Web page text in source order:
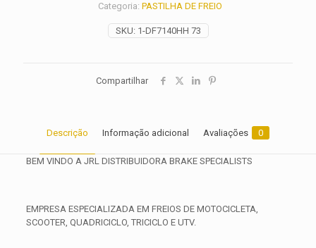
SKU: 1-DF7140HH 73
Categoria: PASTILHA DE FREIO
Compartilhar
Descrição Informação adicional Avaliações 0
BEM VINDO A JRL DISTRIBUIDORA BRAKE SPECIALISTS
EMPRESA ESPECIALIZADA EM FREIOS DE MOTOCICLETA,
SCOOTER, QUADRICICLO, TRICICLO E UTV.